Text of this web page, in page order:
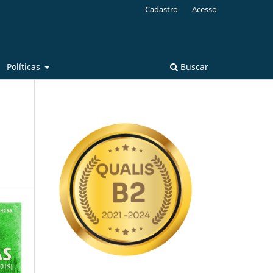
Políticas Buscar
Cadastro Acesso